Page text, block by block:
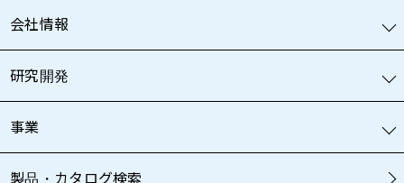
会社情報
研究開発
事業
製品・カタログ検索